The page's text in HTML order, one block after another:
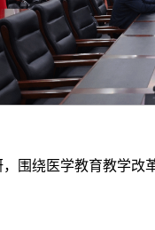
围绕医学教育教学